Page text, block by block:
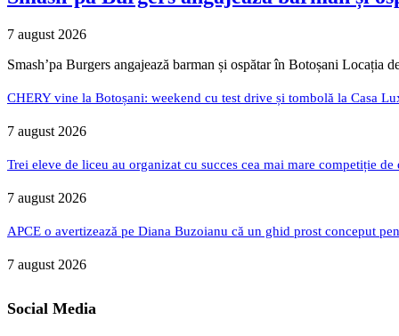
7 august 2026
Smash’pa Burgers angajează barman și ospătar în Botoșani
CHERY vine la Botoșani: weekend cu test drive și tombolă la Casa
7 august 2026
Trei eleve de liceu au organizat cu succes cea mai mare competiție
7 august 2026
APCE o avertizează pe Diana Buzoianu că un ghid prost conceput
7 august 2026
Social Media